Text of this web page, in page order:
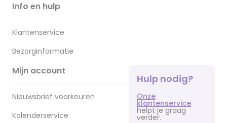
Info en hulp
Klantenservice
Bezorginformatie
Mijn account
Nieuwsbrief voorkeuren
Kalenderservice
Hulp nodig?
Onze
klantenservice
helpt je graag
verder.